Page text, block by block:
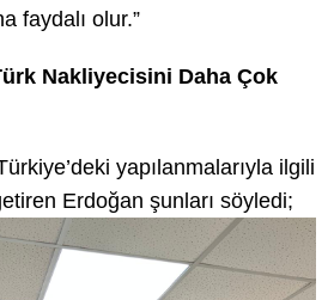
faydalı olur.”
Nakliyecisini Daha Çok
yapılanmalarıyla ilgili
Erdoğan şunları söyledi;